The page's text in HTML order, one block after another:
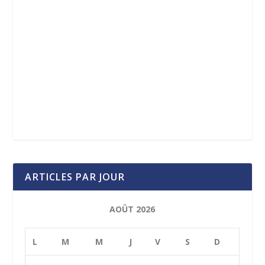
ARTICLES PAR JOUR
AOÛT 2026
L M M J V S D